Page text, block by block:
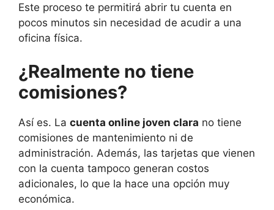
Este proceso te permitirá abrir tu cuenta en
pocos minutos sin necesidad de acudir a una
oficina física.
¿Realmente no tiene
comisiones?
Así es. La cuenta online joven clara no tiene
comisiones de mantenimiento ni de
administración. Además, las tarjetas que vienen
con la cuenta tampoco generan costos
adicionales, lo que la hace una opción muy
económica.